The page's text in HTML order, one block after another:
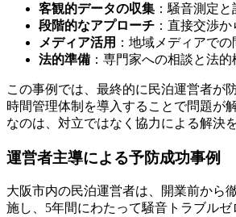
客観的データの収集 ：騒音測定
段階的なアプローチ ：直接交渉
メディア活用 ：地域メディアで
法的準備 ：専門家への相談と法的
この事例では、最終的に民泊運営者が
時間管理体制を導入することで問題が
なのは、対立ではなく協力による解決
運営者主導による予防成功事例
大阪市内の民泊運営者は、開業前から
施し、5年間にわたって騒音トラブルゼ